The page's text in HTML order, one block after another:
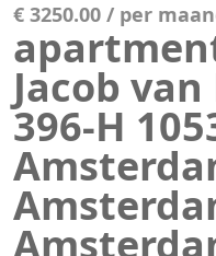
€ 3250.00 / per
Jacob
396-H